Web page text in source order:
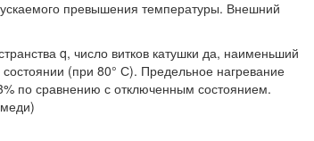
превышения температуры. Внешний
q, число витков катушки да, наименьший
(при 80° С). Предельное нагревание
по сравнению с отключенным состоянием.